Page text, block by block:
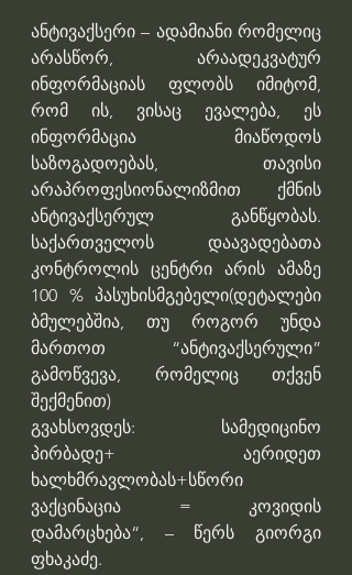
ანტივაქსერი – ადამიანი რომელიც
არასწორ, არაადეკვატურ
ინფორმაციას ფლობს იმიტომ,
რომ ის, ვისაც ევალება, ეს
ინფორმაცია მიაწოდოს
საზოგადოებას, თავისი
არაპროფესიონალიზმით ქმნის
ანტივაქსერულ განწყობას.
საქართველოს დაავადებათა
კონტროლის ცენტრი არის ამაზე
100 % პასუხისმგებელი(დეტალები
ბმულებშია, თუ როგორ უნდა
მართოთ “ანტივაქსერული”
გამოწვევა, რომელიც თქვენ
შექმენით)
გვახსოვდეს: სამედიცინო
პირბადე+ აერიდეთ
ხალხმრავლობას+სწორი
ვაქცინაცია = კოვიდის
დამარცხება“, – წერს გიორგი
ფხაკაძე.